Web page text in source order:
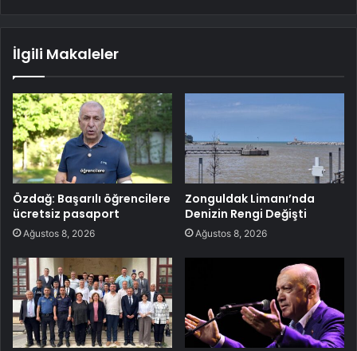
İlgili Makaleler
Özdağ: Başarılı öğrencilere
ücretsiz pasaport
Ağustos 8, 2026
Zonguldak Limanı’nda
Denizin Rengi Değişti
Ağustos 8, 2026